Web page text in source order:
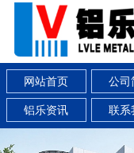
网站首页 公司
铝乐资讯 联系